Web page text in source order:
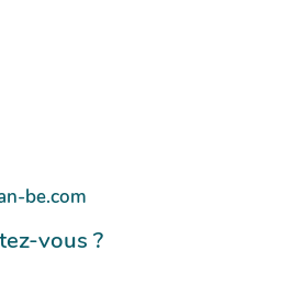
be.com
vous ?